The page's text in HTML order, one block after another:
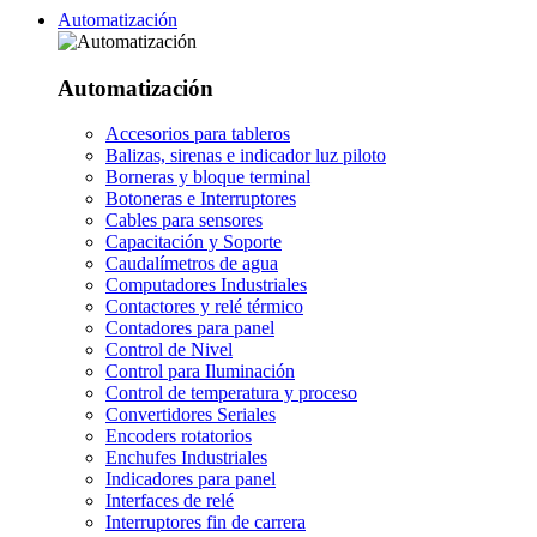
Automatización
Automatización
Accesorios para tableros
Balizas, sirenas e indicador luz piloto
Borneras y bloque terminal
Botoneras e Interruptores
Cables para sensores
Capacitación y Soporte
Caudalímetros de agua
Computadores Industriales
Contactores y relé térmico
Contadores para panel
Control de Nivel
Control para Iluminación
Control de temperatura y proceso
Convertidores Seriales
Encoders rotatorios
Enchufes Industriales
Indicadores para panel
Interfaces de relé
Interruptores fin de carrera